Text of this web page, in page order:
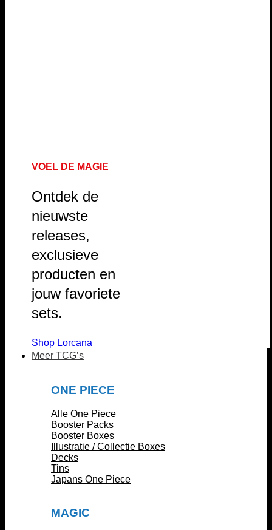
VOEL DE MAGIE
Ontdek de
nieuwste
releases,
exclusieve
producten en
jouw favoriete
sets.
Shop Lorcana
Meer TCG’s
ONE PIECE
Alle One Piece
Booster Packs
Booster Boxes
Illustratie / Collectie Boxes
Decks
Tins
Japans One Piece
MAGIC